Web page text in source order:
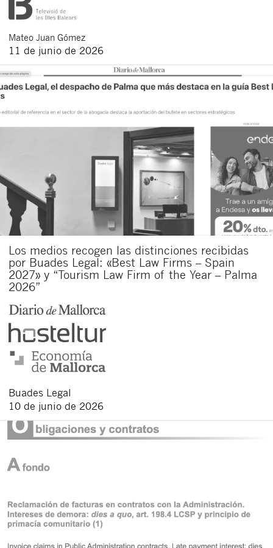
Mateo Juan Gómez
11 de junio de 2026
Los medios recogen las distinciones recibidas
por Buades Legal: «Best Law Firms – Spain
2027» y “Tourism Law Firm of the Year – Palma
2026”
Buades Legal
10 de junio de 2026